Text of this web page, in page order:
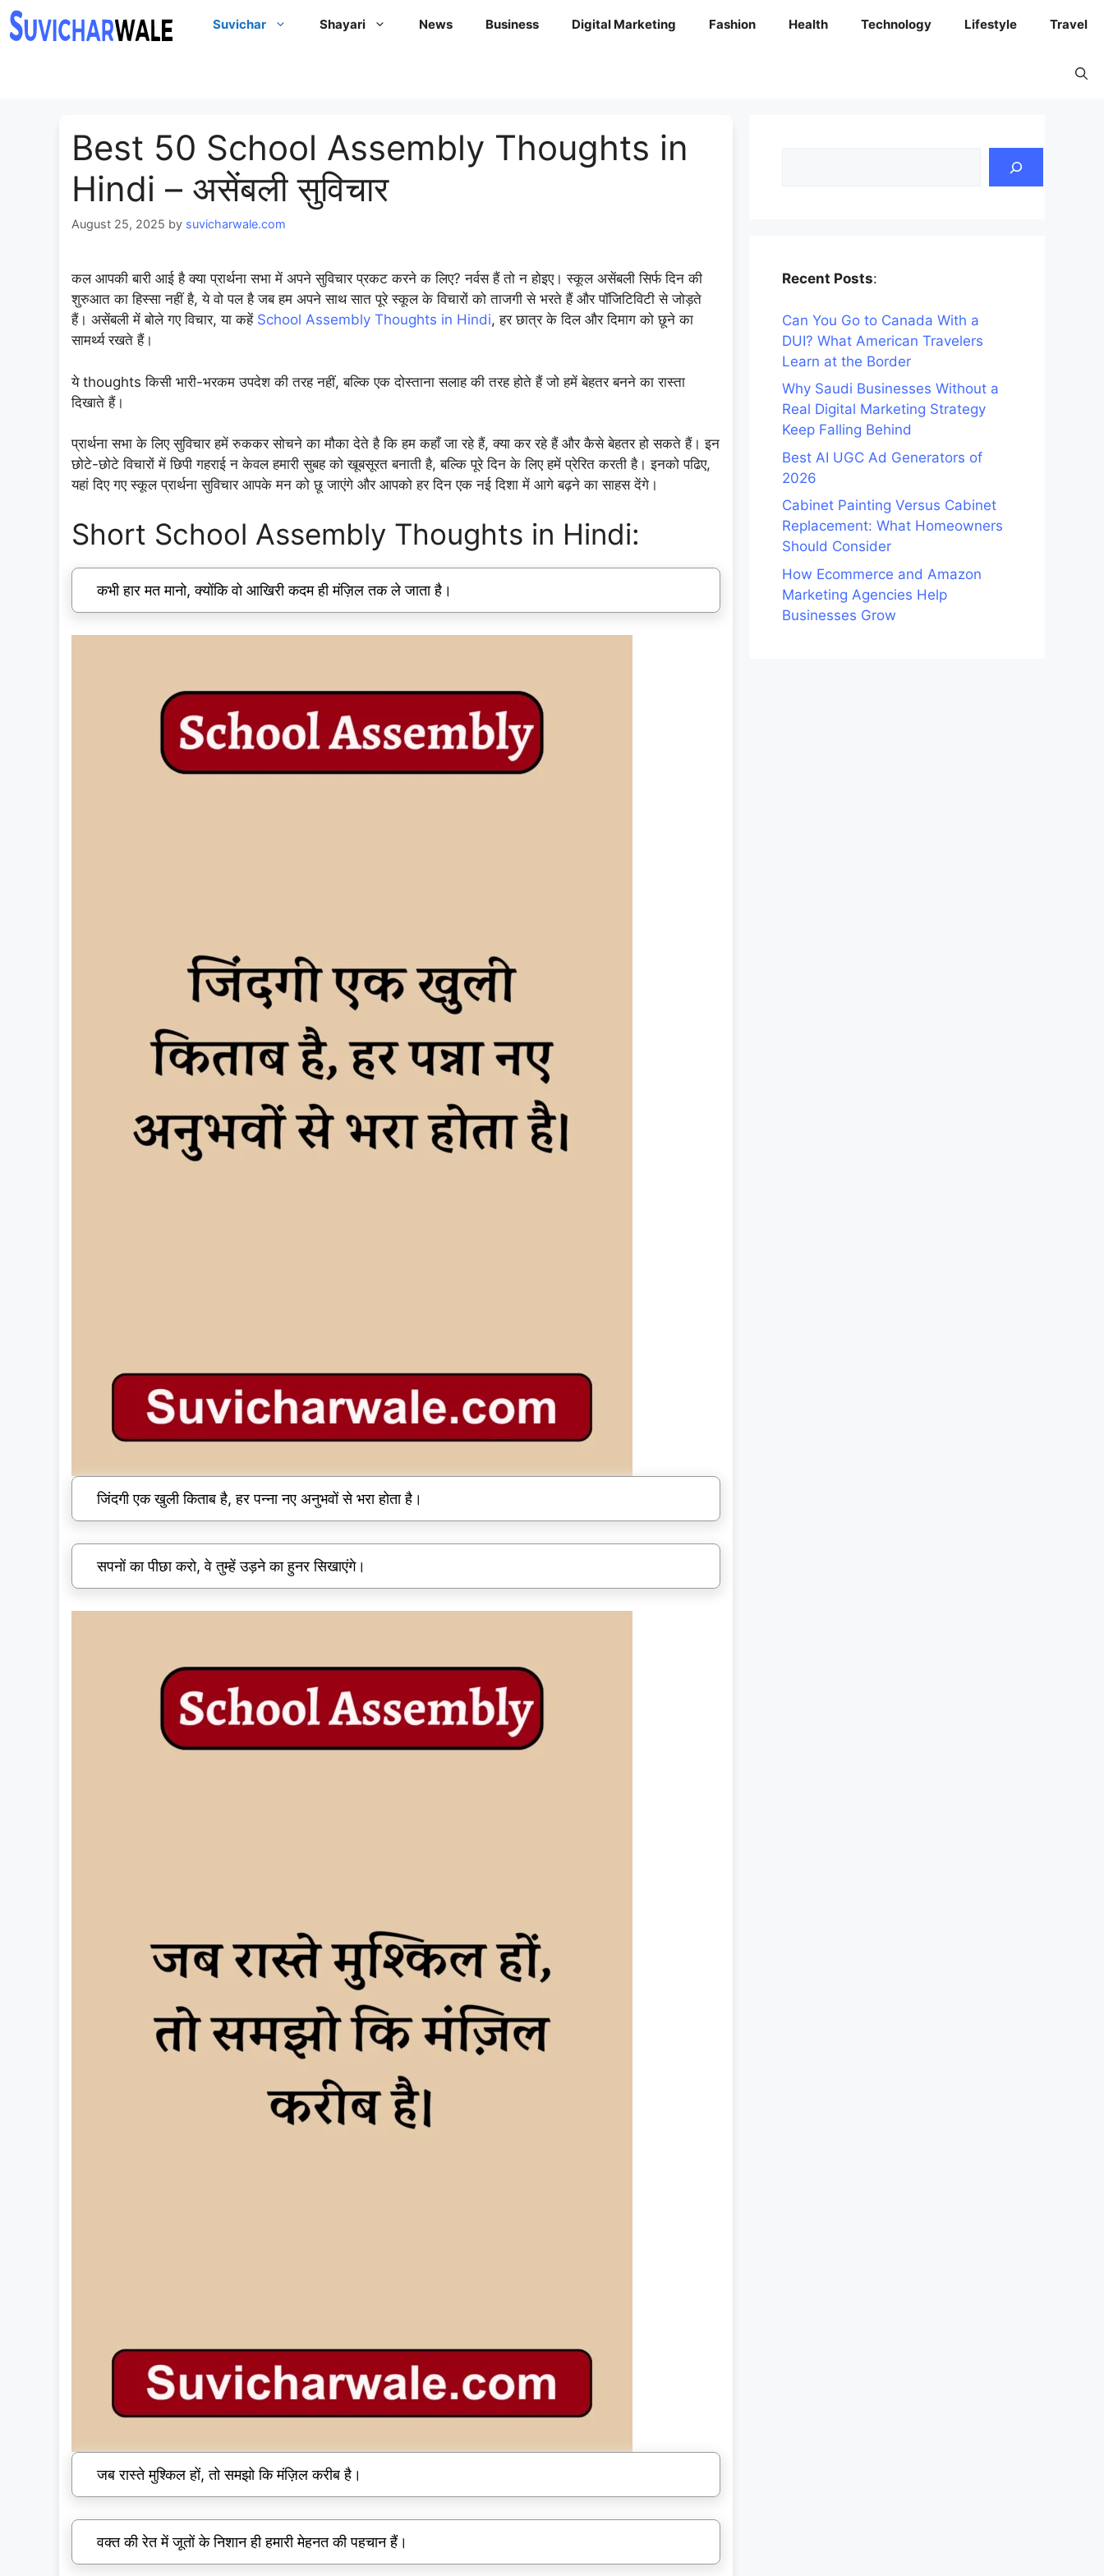
Skip
to
Suvichar Shayari News Business Digital Marketing Fashion Health Technology Lifestyle Travel
Best 50 School Assembly Thoughts in
Hindi – असेंबली सुविचार
August 25, 2025 by suvicharwale.com
कल आपकी बारी आई है क्या प्रार्थना सभा में अपने सुविचार प्रकट करने क लिए? नर्वस हैं तो न होइए। स्कूल असेंबली सिर्फ दिन की
शुरुआत का हिस्सा नहीं है, ये वो पल है जब हम अपने साथ सात पूरे स्कूल के विचारों को ताजगी से भरते हैं और पॉजिटिविटी से जोड़ते
हैं। असेंबली में बोले गए विचार, या कहें School Assembly Thoughts in Hindi, हर छात्र के दिल और दिमाग को छूने का
सामर्थ्य रखते हैं।
ये thoughts किसी भारी-भरकम उपदेश की तरह नहीं, बल्कि एक दोस्ताना सलाह की तरह होते हैं जो हमें बेहतर बनने का रास्ता
दिखाते हैं।
प्रार्थना सभा के लिए सुविचार हमें रुककर सोचने का मौका देते है कि हम कहाँ जा रहे हैं, क्या कर रहे हैं और कैसे बेहतर हो सकते हैं। इन
छोटे-छोटे विचारों में छिपी गहराई न केवल हमारी सुबह को खूबसूरत बनाती है, बल्कि पूरे दिन के लिए हमें प्रेरित करती है। इनको पढिए,
यहां दिए गए स्कूल प्रार्थना सुविचार आपके मन को छू जाएंगे और आपको हर दिन एक नई दिशा में आगे बढ़ने का साहस देंगे।
Short School Assembly Thoughts in Hindi:
कभी हार मत मानो, क्योंकि वो आखिरी कदम ही मंज़िल तक ले जाता है।
जिंदगी एक खुली किताब है, हर पन्ना नए अनुभवों से भरा होता है।
सपनों का पीछा करो, वे तुम्हें उड़ने का हुनर सिखाएंगे।
जब रास्ते मुश्किल हों, तो समझो कि मंज़िल करीब है।
वक्त की रेत में जूतों के निशान ही हमारी मेहनत की पहचान हैं।
Recent Posts:
Can You Go to Canada With a
DUI? What American Travelers
Learn at the Border
Why Saudi Businesses Without a
Real Digital Marketing Strategy
Keep Falling Behind
Best AI UGC Ad Generators of
2026
Cabinet Painting Versus Cabinet
Replacement: What Homeowners
Should Consider
How Ecommerce and Amazon
Marketing Agencies Help
Businesses Grow